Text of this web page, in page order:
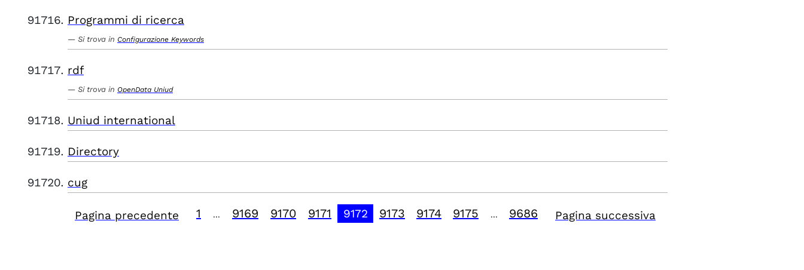
Programmi di ricerca
Si trova in Configurazione Keywords
rdf
Si trova in OpenData Uniud
Uniud international
Directory
cug
Pagina precedente 1 9169 9170 9171 9172 9173 9174 9175 9686 Pagina successiva